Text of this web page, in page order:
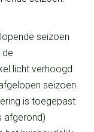
seizoen
de
licht verhoogd
seizoen.
is toegepast
afgerond)